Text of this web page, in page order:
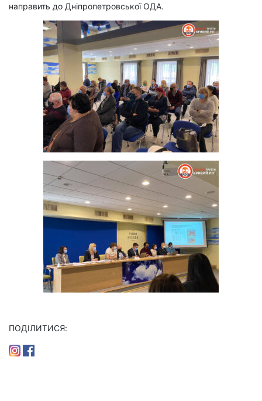
направить до Дніпропетровської ОДА.
ПОДІЛИТИСЯ: